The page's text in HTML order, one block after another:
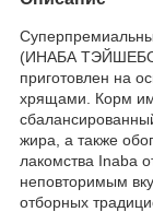
(ИНАБА ТЭЙШЕБО)
приготовлен на
хрящами. Корм
жира, а также
лакомства Inaba
неповторимым
отборных